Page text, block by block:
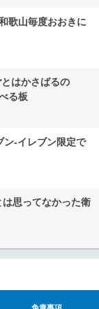
歌山毎度おおきに
はかさばるの
る板
‐イレブン限定で
思ってなかった衛